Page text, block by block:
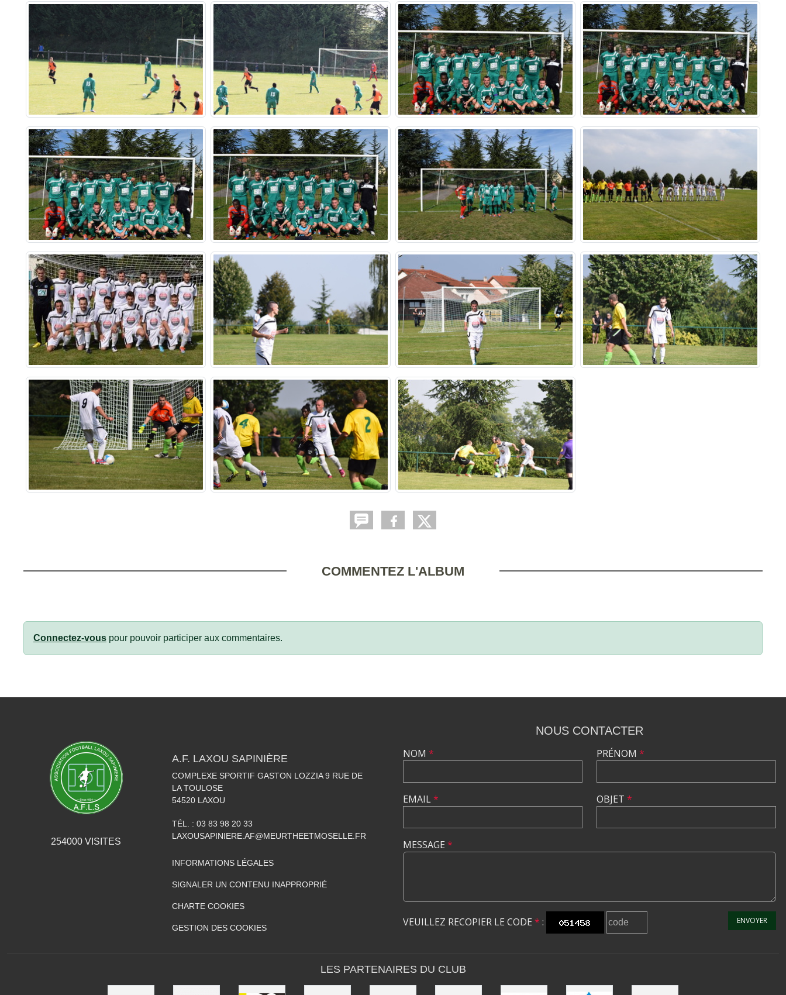
COMMENTEZ L'ALBUM
Connectez-vous pour pouvoir participer aux commentaires.
254000 VISITES
A.F. LAXOU SAPINIÈRE
COMPLEXE SPORTIF GASTON LOZZIA 9 RUE DE
LA TOULOSE
54520 LAXOU
TÉL. : 03 83 98 20 33
LAXOUSAPINIERE.AF@MEURTHEETMOSELLE.FR
INFORMATIONS LÉGALES
SIGNALER UN CONTENU INAPPROPRIÉ
CHARTE COOKIES
GESTION DES COOKIES
NOUS CONTACTER
NOM *
EMAIL*
PRÉNOM *
OBJET *
MESSAGE *
VEUILLEZ RECOPIER LE CODE * : ENVOYER
LES PARTENAIRES DU CLUB